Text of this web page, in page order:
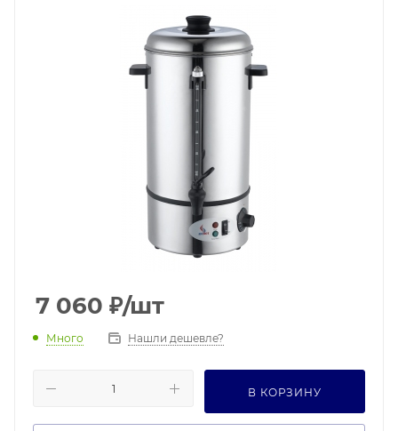
7 060 ₽/шт
Много Нашли дешевле?
В КОРЗИНУ